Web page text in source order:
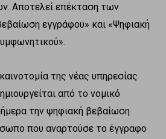
Αποτελεί επέκταση των
εγγράφου» και «Ψηφιακή
της νέας υπηρεσίας
από το νομικό
την ψηφιακή βεβαίωση
που αναρτούσε το έγγραφο